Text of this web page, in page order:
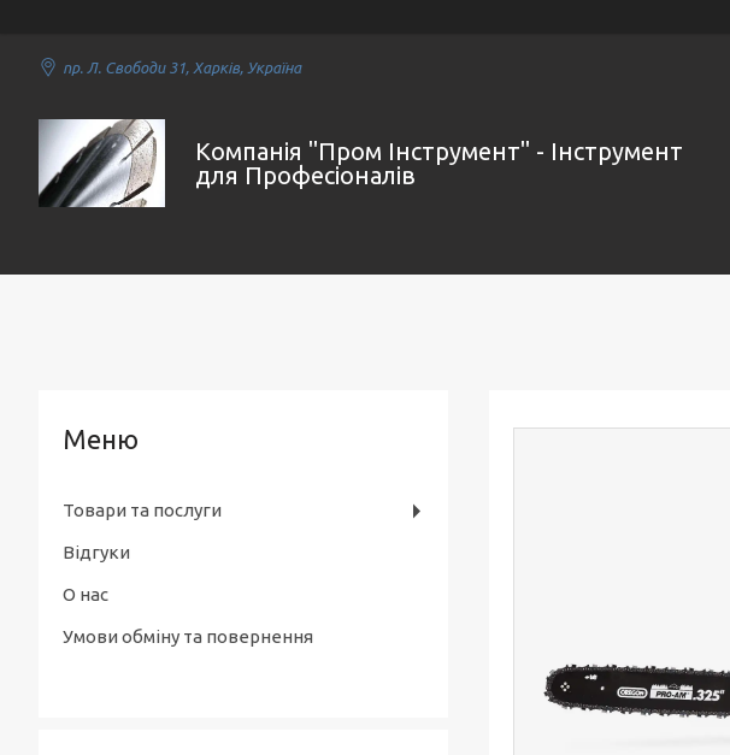
пр. Л. Свободи 31, Харків, Україна
Компанія "Пром Інструмент" - Інструмент
для Професіоналів
Товари та послуги
Відгуки
О нас
Умови обміну та повернення